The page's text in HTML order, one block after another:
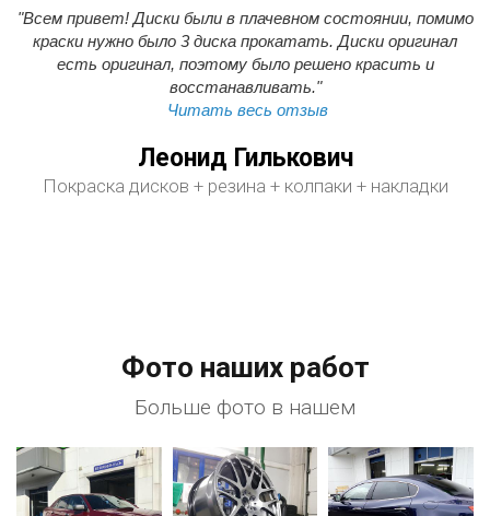
"Всем привет! Диски были в плачевном состоянии, помимо
краски нужно было 3 диска прокатать. Диски оригинал
есть оригинал, поэтому было решено красить и
восстанавливать."
Читать весь отзыв
Леонид Гилькович
Покраска дисков + резина + колпаки + накладки
Фото наших работ
Больше фото в нашем